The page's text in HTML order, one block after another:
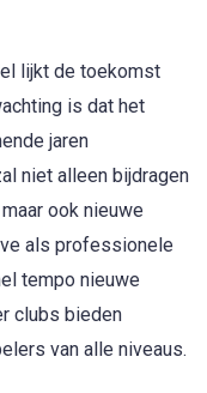
lijkt de toekomst
is dat het
jaren
niet alleen bijdragen
ook nieuwe
als professionele
tempo nieuwe
clubs bieden
van alle niveaus.